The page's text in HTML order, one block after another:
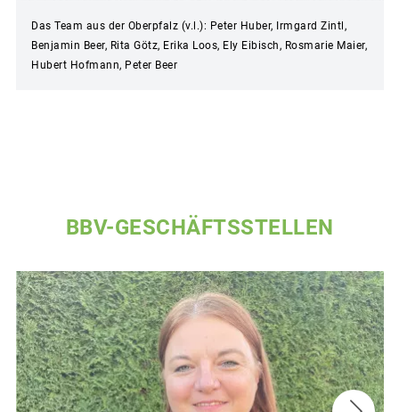
Das Team aus der Oberpfalz (v.l.): Peter Huber, Irmgard Zintl,
Benjamin Beer, Rita Götz, Erika Loos, Ely Eibisch, Rosmarie Maier,
Hubert Hofmann, Peter Beer
BBV-GESCHÄFTSSTELLEN